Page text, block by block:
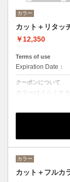
カラー
カット＋リタッ
￥12,350
Terms of use
Expiration Date：
クーポンについて
カラーはイルミナ
デザインによって
カラー
カット＋フルカ